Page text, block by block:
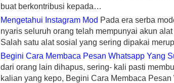
buat berkontribusi kepada…
Mengetahui Instagram Mod Pada era serba
nyaris seluruh orang telah mempunyai akun
Salah satu alat sosial yang sering dipakai
Begini Cara Membaca Pesan Whatsapp Yang
dari orang lain dihapus, sering- kali pasti
kalian yang kepo, Begini Cara Membaca